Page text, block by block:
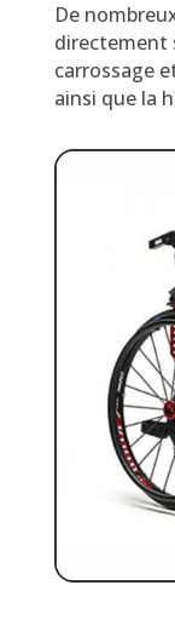
De
directement
carrossage
ainsi que la